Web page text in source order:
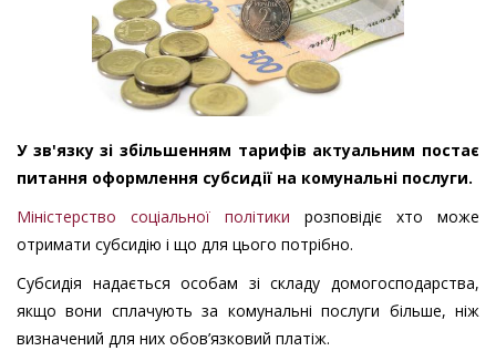
У зв'язку зі збільшенням тарифів актуальним постає
питання оформлення субсидії на комунальні послуги.
Міністерство соціальної політики розповідіє хто може
отримати субсидію і що для цього потрібно.
Субсидія надається особам зі складу домогосподарства,
якщо вони сплачують за комунальні послуги більше, ніж
визначений для них обов’язковий платіж.